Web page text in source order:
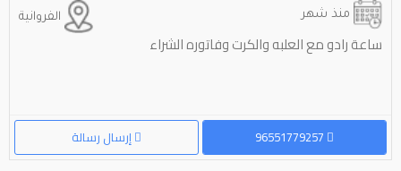
الفروانية منذ شهر
ساعة رادو مع العلبه والكرت وفاتوره الشراء
إرسال رسالة